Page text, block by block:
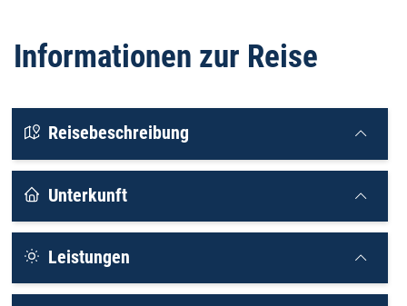
Informationen zur Reise
Reisebeschreibung
Unterkunft
Leistungen